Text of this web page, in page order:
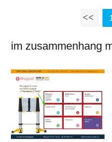
im zusammenhang